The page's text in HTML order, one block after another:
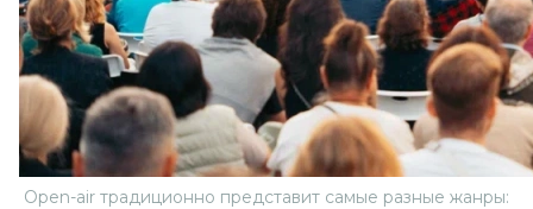
Open-air традиционно представит самые разные жанры: